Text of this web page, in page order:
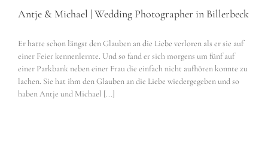
Antje & Michael | Wedding Photographer in Billerbeck
Er hatte schon längst den Glauben an die Liebe verloren als er sie auf
einer Feier kennenlernte. Und so fand er sich morgens um fünf auf
einer Parkbank neben einer Frau die einfach nicht aufhören konnte zu
lachen. Sie hat ihm den Glauben an die Liebe wiedergegeben und so
haben Antje und Michael [...]